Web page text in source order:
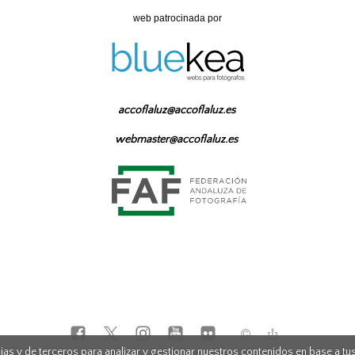
web patrocinada por
accoflaluz@accoflaluz.es
webmaster@accoflaluz.es
y de terceros para analizar y gestionar nuestros contenidos en base a